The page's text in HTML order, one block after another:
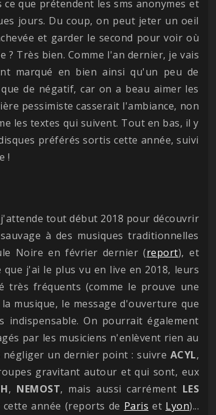
que prétendent les sms anonymes et
jours. Du coup, on peut jeter un oeil
et garder le second pour voir où
? Très bien. Comme l'an dernier, je vais
marqué en bien ainsi qu'un peu de
de négatif, car on a beau aimer les
pessimiste casserait l'ambiance, non
les textes qui suivent. Tout en bas, il y
préférés sortis cette année, suivi
!
tout début 2018 pour découvrir
à des musiques traditionnelles
Noire en février dernier (report), et
j'ai le plus vu en live en 2018, leurs
très fréquents (comme le prouve une
la musique, le message d'ouverture que
indispensable. On pourrait également
par les musiciens n'enlèvent rien au
un dernier point : suivre ACYL,
gravitant autour et qui sont, eux
, NEMOST, mais aussi carrément LES
année (reports de Paris et Lyon)...